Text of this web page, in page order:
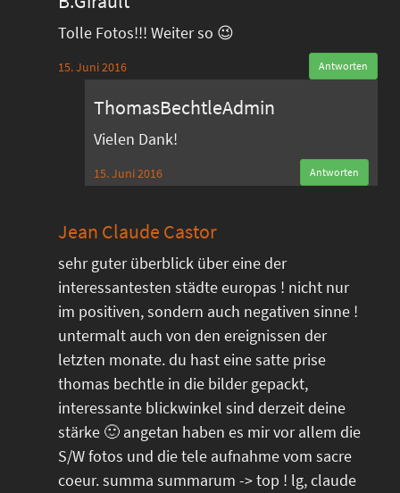
Tolle Fotos!!! Weiter so 😉
15. Juni 2016 Antworten
ThomasBechtleAdmin
Vielen Dank!
15. Juni 2016 Antworten
Jean Claude Castor
sehr guter überblick über eine der
interessantesten städte europas ! nicht nur
im positiven, sondern auch negativen sinne !
untermalt auch von den ereignissen der
letzten monate. du hast eine satte prise
thomas bechtle in die bilder gepackt,
interessante blickwinkel sind derzeit deine
stärke 🙂 angetan haben es mir vor allem die
S/W fotos und die tele aufnahme vom sacre
coeur. summa summarum -> top ! lg, claude